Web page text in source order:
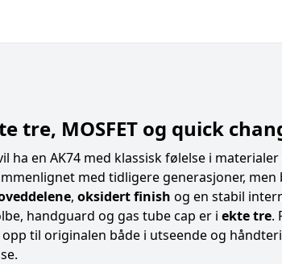
tre, MOSFET og quick
ha en AK74 med klassisk følelse i
med tidligere generasjoner,
, oksidert finish og en stabil
handguard og gas tube cap er i ekte tre.
til originalen både i utseende og